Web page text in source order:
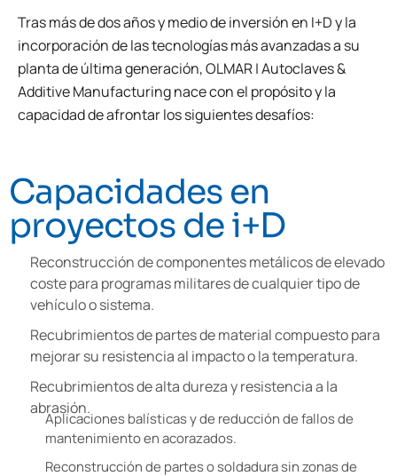
Tras más de dos años y medio de inversión en I+D y la
incorporación de las tecnologías más avanzadas a su
planta de última generación, OLMAR | Autoclaves &
Additive Manufacturing nace con el propósito y la
capacidad de afrontar los siguientes desafíos:
Capacidades en
proyectos de i+D
Reconstrucción de componentes metálicos de elevado
coste para programas militares de cualquier tipo de
vehículo o sistema.
Recubrimientos de partes de material compuesto para
mejorar su resistencia al impacto o la temperatura.
Recubrimientos de alta dureza y resistencia a la
abrasión.
Aplicaciones balísticas y de reducción de fallos de
mantenimiento en acorazados.
Reconstrucción de partes o soldadura sin zonas de